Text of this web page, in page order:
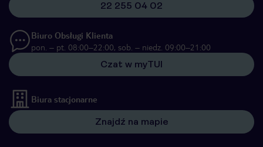
22 255 04 02
Biuro Obsługi Klienta
pon. – pt. 08:00–22:00, sob. – niedz. 09:00–21:00
Czat w myTUI
Biura stacjonarne
Znajdź na mapie